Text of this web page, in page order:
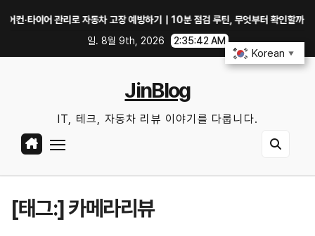
어 관리로 자동차 고장 예방하기｜10분 점검 루틴, 무엇부터 확인할까?
중
일. 8월 9th, 2026
2:35:43 AM
JinBlog
IT, 테크, 자동차 리뷰 이야기를 다룹니다.
[태그:]카메라리뷰
Korean ▼